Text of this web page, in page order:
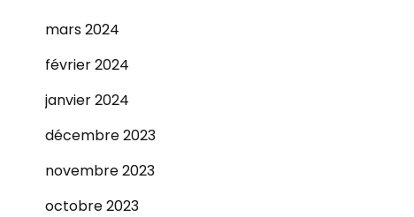
mars 2024
février 2024
janvier 2024
décembre 2023
novembre 2023
octobre 2023